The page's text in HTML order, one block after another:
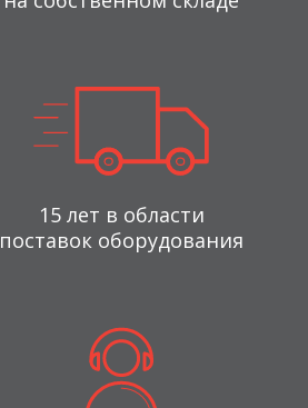
15 лет в области
поставок оборудования